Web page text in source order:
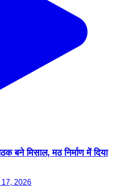
बने मिसाल, मठ निर्माण में दिया
2026